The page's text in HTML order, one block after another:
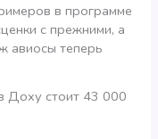
в программе
с прежними, а
авиосы теперь
Доху стоит 43 000